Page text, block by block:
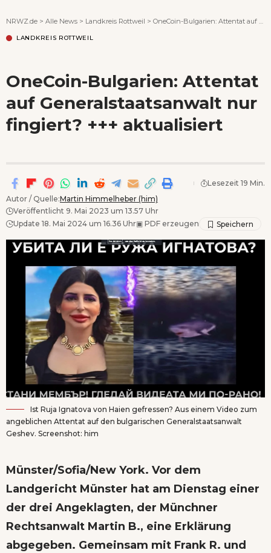
NRWZ.de > Alle News > Landkreis Rottweil > OneCoin-Bulgarien: Attentat auf Generalstaatsanwalt nur fingiert? +++ aktualisiert
LANDKREIS ROTTWEIL
OneCoin-Bulgarien: Attentat
auf Generalstaatsanwalt nur
fingiert? +++ aktualisiert
Autor / Quelle:Martin Himmelheber (him)
Veröffentlicht 9. Mai 2023 um 13.57 Uhr
Update 18. Mai 2024 um 16.36 Uhr▣ PDF erzeugen
Lesezeit 19 Min.
Ist Ruja Ignatova von Haien gefressen? Aus einem Video zum
angeblichen Attentat auf den bulgarischen Generalstaatsanwalt
Geshev. Screenshot: him
Münster/Sofia/New York. Vor dem
Landgericht Münster hat am Dienstag einer
der drei Angeklagten, der Münchner
Rechtsanwalt Martin B., eine Erklärung
abgegeben. Gemeinsam mit Frank R. und